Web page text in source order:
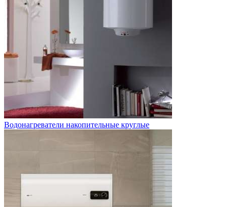
Водонагреватели накопительные круглые